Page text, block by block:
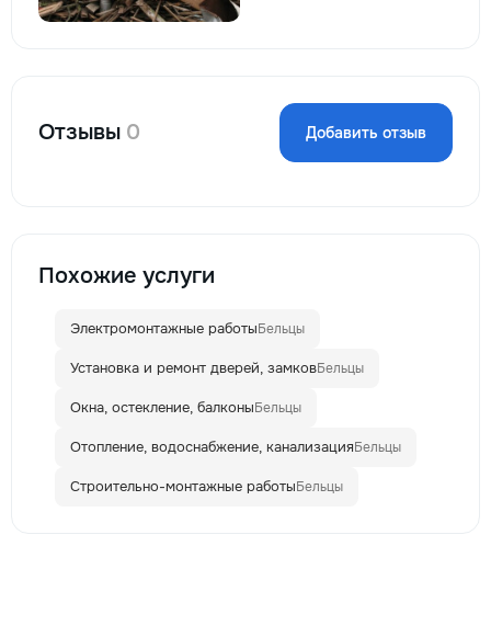
Отзывы 0 Добавить отзыв
Похожие услуги
Электромонтажные работыБельцы
Установка и ремонт дверей, замковБельцы
Окна, остекление, балконыБельцы
Отопление, водоснабжение, канализацияБельцы
Строительно-монтажные работыБельцы